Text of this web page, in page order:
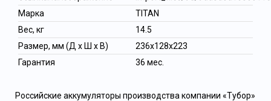
Марка
TITAN
Вес, кг
14.5
Размер, мм (Д x Ш x В)
236x128x223
Гарантия
36 мес.
Российские аккумуляторы производства компании «Тубор»